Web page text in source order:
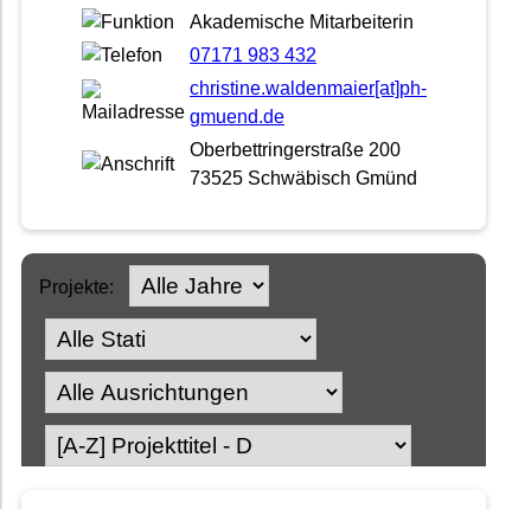
Akademische Mitarbeiterin
07171 983 432
christine.waldenmaier[at]ph-
gmuend.de
Oberbettringerstraße 200
73525 Schwäbisch Gmünd
Projekte: